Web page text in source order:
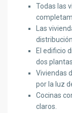
Todas las
Las
El edificio
dos
Viviendas
por la luz
Cocinas
claros.